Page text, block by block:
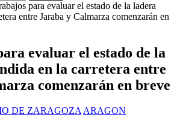
para evaluar el estado de la ladera
entre Jaraba y Calmarza comenzarán en
evaluar el estado de la
en la carretera entre
comenzarán en breve
DE ZARAGOZA ARAGON